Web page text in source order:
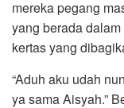
mereka pegang
yang berada
kertas yang
“Aduh aku udah
ya sama Aisyah.”